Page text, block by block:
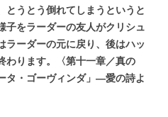
とうとう倒れてしまうというと
子をラーダーの友人がクリシュ
ラーダーの元に戻り、後はハッ
わります。〈第十一章／真の
・ゴーヴィンダ」―愛の詩よ